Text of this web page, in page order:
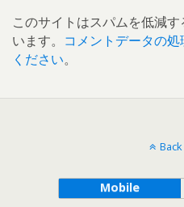
このサイトはスパムを低減
います。 コメントデータの
ください。
Mobile